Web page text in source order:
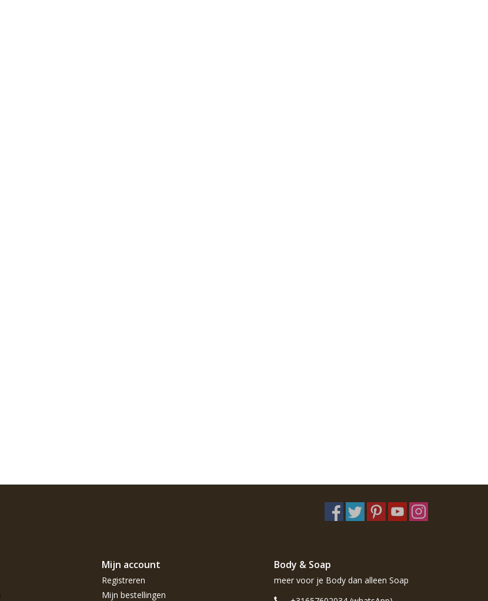
Mijn account
Registreren
Mijn bestellingen
Body & Soap
meer voor je Body dan alleen Soap